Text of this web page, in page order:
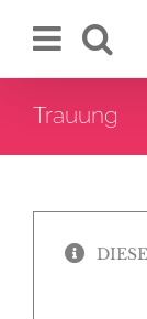
Inhalt
Trauung